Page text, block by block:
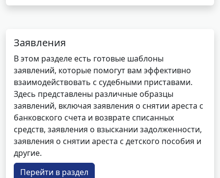
Заявления
В этом разделе есть готовые шаблоны
заявлений, которые помогут вам эффективно
взаимодействовать с судебными приставами.
Здесь представлены различные образцы
заявлений, включая заявления о снятии ареста с
банковского счета и возврате списанных
средств, заявления о взыскании задолженности,
заявления о снятии ареста с детского пособия и
другие.
Перейти в раздел